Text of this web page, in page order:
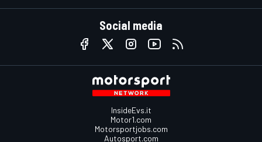
Social media
InsideEvs.it
Motor1.com
Motorsportjobs.com
Autosport.com